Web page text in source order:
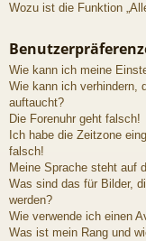
Wozu ist die Funktion
Wie kann ich meine
Wie kann ich verhindern,
auftaucht?
Die Forenuhr geht falsch!
Ich habe die Zeitzone
falsch!
Meine Sprache steht auf
Was sind das für Bilder,
werden?
Wie verwende ich einen
Was ist mein Rang und